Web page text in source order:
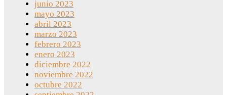
junio 2023
mayo 2023
abril 2023
marzo 2023
febrero 2023
enero 2023
diciembre 2022
noviembre 2022
octubre 2022